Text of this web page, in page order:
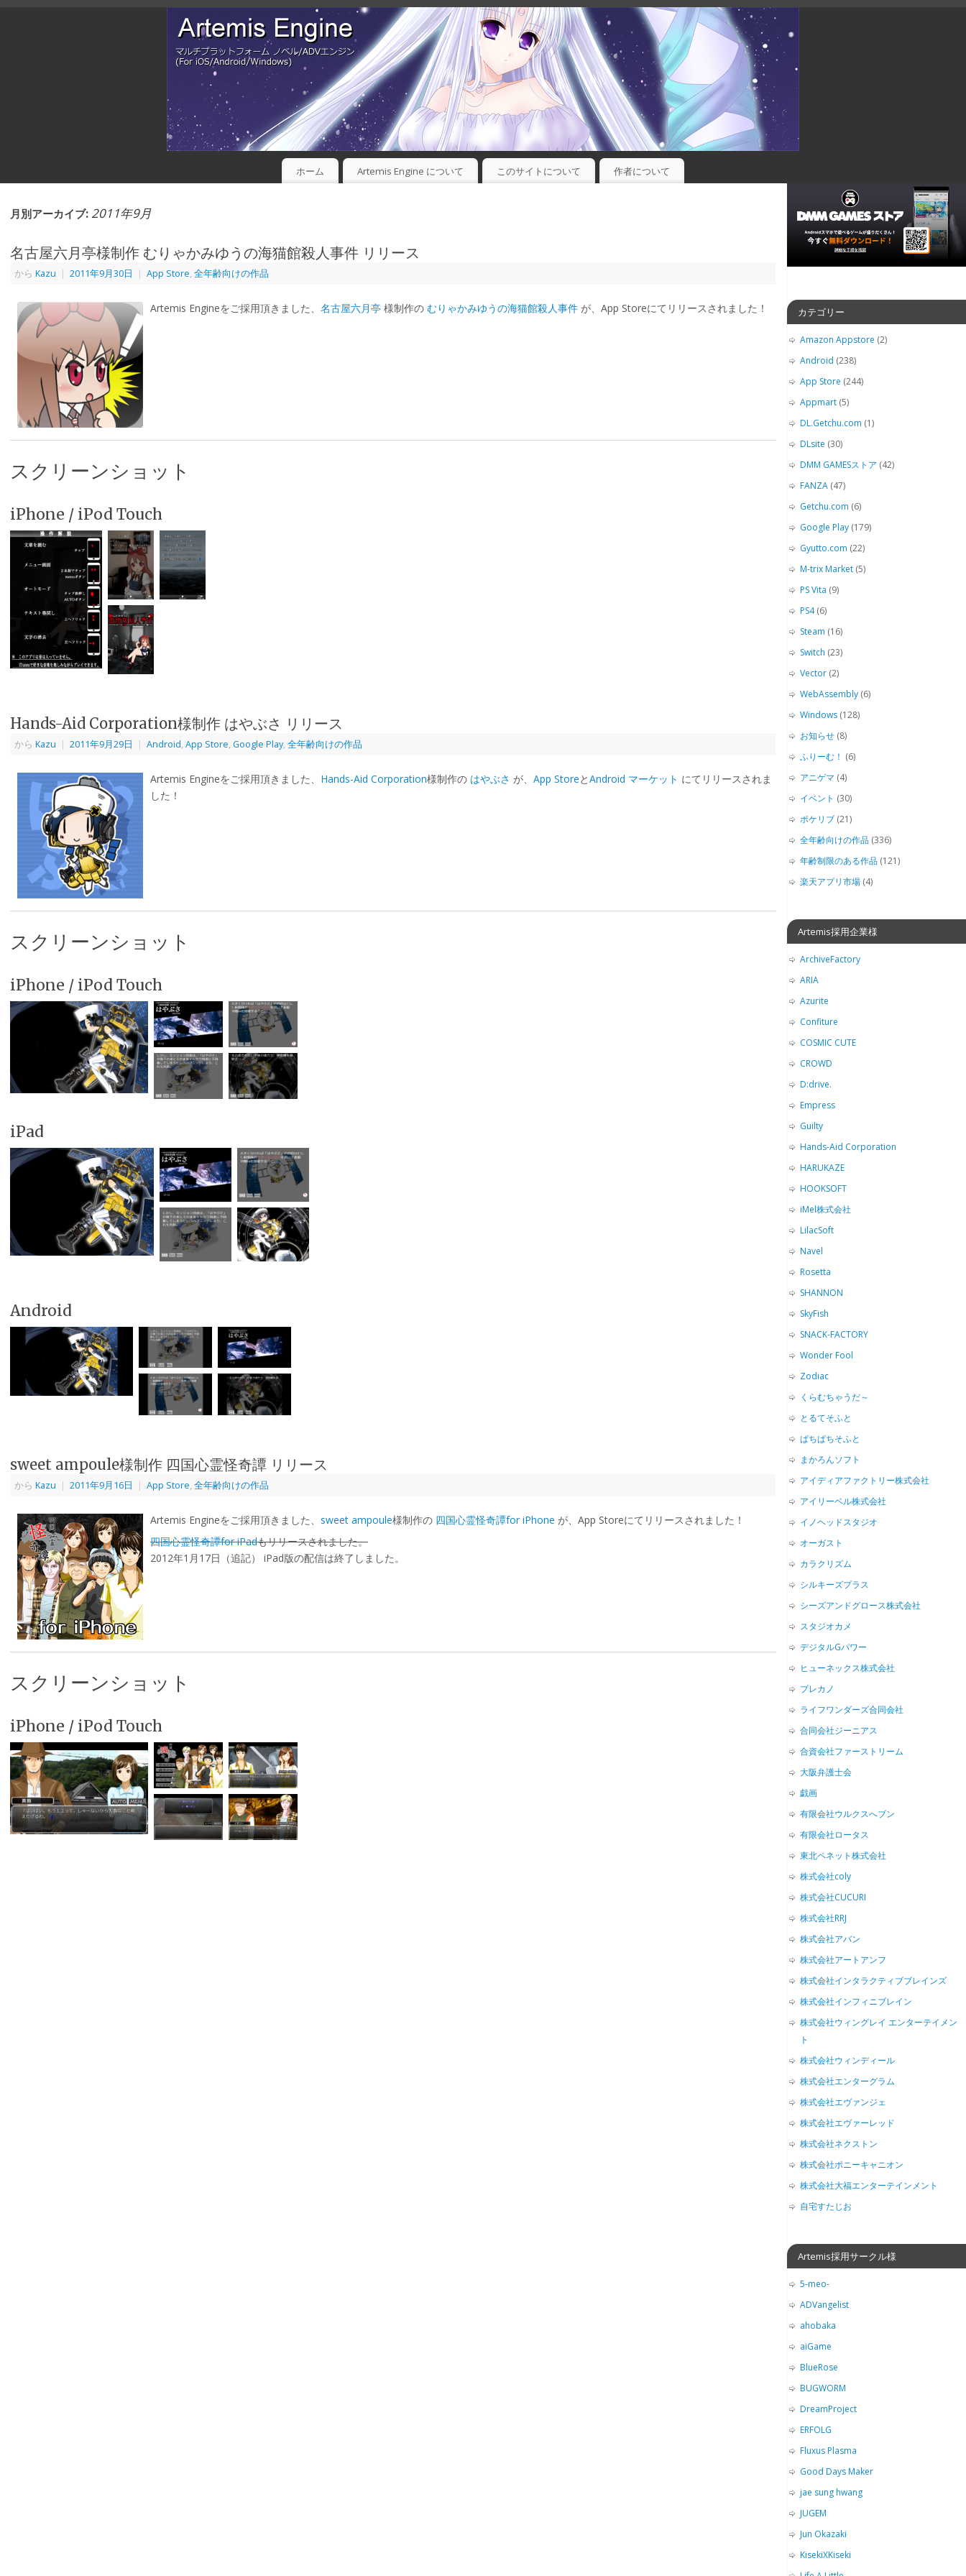
ホーム Artemis Engine について このサイトについて 作者について
月別アーカイブ: 2011年9月
名古屋六月亭様制作 むりゃかみゆうの海猫館殺人事件 リリース
から Kazu | 2011年9月30日 | App Store, 全年齢向けの作品
Artemis Engineをご採用頂きました、 名古屋六月亭 様制作の むりゃかみゆうの海猫館殺人事件 が、App Storeにてリリースされました！
スクリーンショット
iPhone / iPod Touch
Hands-Aid Corporation様制作 はやぶさ リリース
から Kazu | 2011年9月29日 | Android, App Store, Google Play, 全年齢向けの作品
Artemis Engineをご採用頂きました、 Hands-Aid Corporation様制作の はやぶさ が、 App StoreとAndroid マーケット にてリリースされま
した！
スクリーンショット
iPhone / iPod Touch
iPad
Android
sweet ampoule様制作 四国心霊怪奇譚 リリース
から Kazu | 2011年9月16日 | App Store, 全年齢向けの作品
Artemis Engineをご採用頂きました、 sweet ampoule様制作の 四国心霊怪奇譚for iPhone が、App Storeにてリリースされました！
四国心霊怪奇譚for iPadもリリースされました。
2012年1月17日（追記） iPad版の配信は終了しました。
スクリーンショット
iPhone / iPod Touch
カテゴリー
Amazon Appstore (2)
Android (238)
App Store (244)
Appmart (5)
DL.Getchu.com (1)
DLsite (30)
DMM GAMESストア (42)
FANZA (47)
Getchu.com (6)
Google Play (179)
Gyutto.com (22)
M-trix Market (5)
PS Vita (9)
PS4(6)
Steam (16)
Switch (23)
Vector (2)
WebAssembly (6)
Windows (128)
お知らせ (8)
ふりーむ！ (6)
アニゲマ (4)
イベント (30)
ポケリブ (21)
全年齢向けの作品 (336)
年齢制限のある作品 (121)
楽天アプリ市場 (4)
Artemis採用企業様
ArchiveFactory
ARIA
Azurite
Confiture
COSMIC CUTE
CROWD
D:drive.
Empress
Guilty
Hands-Aid Corporation
HARUKAZE
HOOKSOFT
iMel株式会社
LilacSoft
Navel
Rosetta
SHANNON
SkyFish
SNACK-FACTORY
Wonder Fool
Zodiac
くらむちゃうだ～
とるてそふと
ぱちぱちそふと
まかろんソフト
アイディアファクトリー株式会社
アイリーベル株式会社
イノヘッドスタジオ
オーガスト
カラクリズム
シルキーズプラス
シーズアンドグロース株式会社
スタジオカメ
デジタルGパワー
ヒューネックス株式会社
プレカノ
ライフワンダーズ合同会社
合同会社ジーニアス
合資会社ファーストリーム
大阪弁護士会
戯画
有限会社ウルクスへブン
有限会社ロータス
東北ペネット株式会社
株式会社coly
株式会社CUCURI
株式会社RRJ
株式会社アバン
株式会社アートアンフ
株式会社インタラクティブブレインズ
株式会社インフィニブレイン
株式会社ウィングレイ エンターテイメン
ト
株式会社ウィンディール
株式会社エンターグラム
株式会社エヴァンジェ
株式会社エヴァーレッド
株式会社ネクストン
株式会社ポニーキャニオン
株式会社大福エンターテインメント
自宅すたじお
Artemis採用サークル様
5-meo-
ADVangelist
ahobaka
aiGame
BlueRose
BUGWORM
DreamProject
ERFOLG
Fluxus Plasma
Good Days Maker
jae sung hwang
JUGEM
Jun Okazaki
KisekiXKiseki